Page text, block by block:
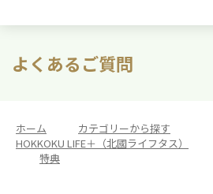
よくあるご質問
ホーム カテゴリーから探す
HOKKOKU LIFE＋（北國ライフタス）
特典